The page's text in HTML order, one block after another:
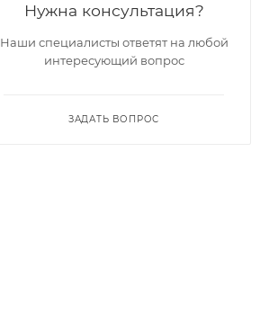
Нужна консультация?
Наши специалисты ответят на любой
интересующий вопрос
ЗАДАТЬ ВОПРОС